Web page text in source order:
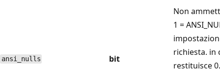
Non
ansi_nulls bit
1 =
richiesta. in
restituisce 0.